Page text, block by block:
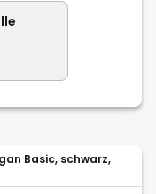
Basic, schwarz,